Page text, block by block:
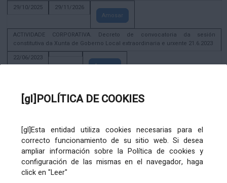
[gl]POLÍTICA DE COOKIES
[gl]Esta entidad utiliza cookies necesarias para el
correcto funcionamiento de su sitio web. Si desea
ampliar información sobre la Política de cookies y
configuración de las mismas en el navegador, haga
click en "Leer"
29/10/2025
29/11/2026
Amosar
ACTIVIDADE CORPORATIVA. Decreto de convocatoria da sesión
constitutiva da Xunta de Goberno Local extraordinaria e urxente 21.6.2023
22/06/2023
Amosar
02/08/2022
ACTIVIDADE CORPORATIVA. Xunta de Goberno Local do 30 de decembro
de 2020
28/12/2020
Amosar
ACTIVIDADE CORPORATIVA. Extracto do Pleno ordinario de data 2.7.2020